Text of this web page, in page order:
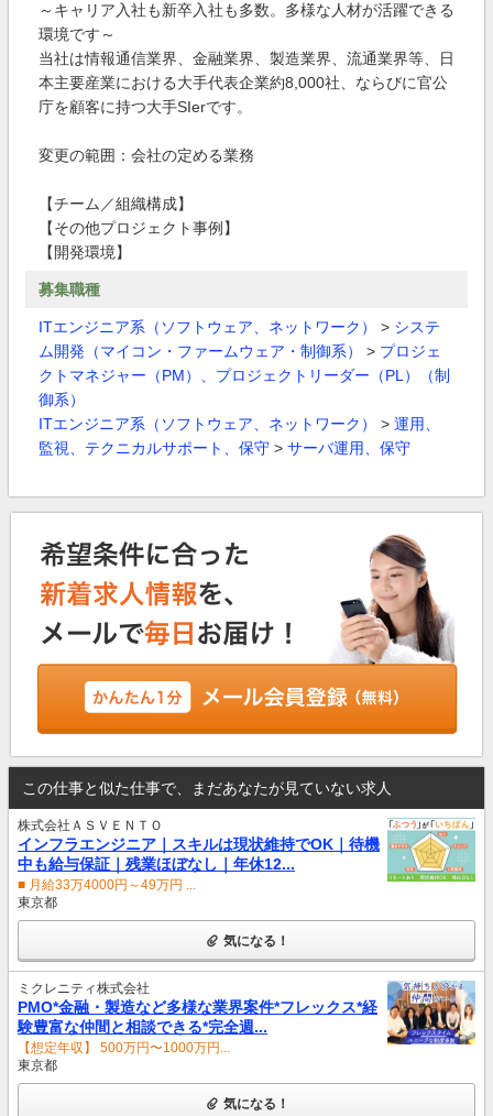
～キャリア入社も新卒入社も多数。多様な人材が活躍できる
環境です～
当社は情報通信業界、金融業界、製造業界、流通業界等、日
本主要産業における大手代表企業約8,000社、ならびに官公
庁を顧客に持つ大手SIerです。
変更の範囲：会社の定める業務
【チーム／組織構成】
【その他プロジェクト事例】
【開発環境】
募集職種
ITエンジニア系（ソフトウェア、ネットワーク） > システ
ム開発（マイコン・ファームウェア・制御系）
> プロジェ
クトマネジャー（PM）、プロジェクトリーダー（PL）（制
御系）
ITエンジニア系（ソフトウェア、ネットワーク）
> 運用、
監視、テクニカルサポート、保守 > サーバ運用、保守
この仕事と似た仕事で、まだあなたが見ていない求人
株式会社ＡＳＶＥＮＴＯ
インフラエンジニア｜スキルは現状維持でOK｜待機
中も給与保証｜残業ほぼなし｜年休12...
■ 月給33万4000円～49万円 ...
東京都
気になる！
ミクレニティ株式会社
PMO*金融・製造など多様な業界案件*フレックス*経
験豊富な仲間と相談できる*完全週...
【想定年収】 500万円〜1000万円...
東京都
気になる！